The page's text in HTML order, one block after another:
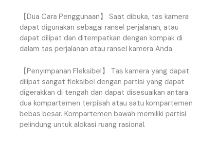
【Dua Cara Penggunaan】 Saat dibuka, tas kamera
dapat digunakan sebagai ransel perjalanan, atau
dapat dilipat dan ditempatkan dengan kompak di
dalam tas perjalanan atau ransel kamera Anda.
【Penyimpanan Fleksibel】 Tas kamera yang dapat
dilipat sangat fleksibel dengan partisi yang dapat
digerakkan di tengah dan dapat disesuaikan antara
dua kompartemen terpisah atau satu kompartemen
bebas besar. Kompartemen bawah memiliki partisi
pelindung untuk alokasi ruang rasional.